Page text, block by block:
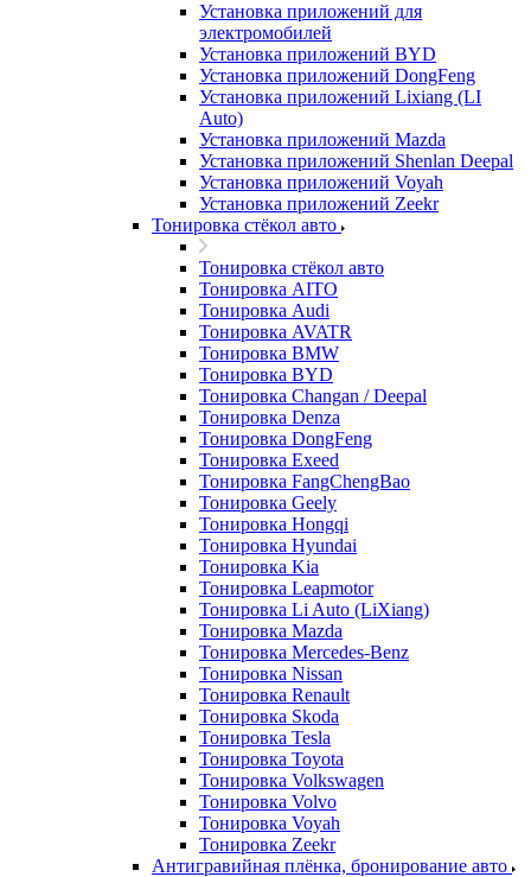
Установка приложений для
электромобилей
Установка приложений BYD
Установка приложений DongFeng
Установка приложений Lixiang (LI
Auto)
Установка приложений Mazda
Установка приложений Shenlan Deepal
Установка приложений Voyah
Установка приложений Zeekr
Тонировка стёкол авто
Тонировка стёкол авто
Тонировка AITO
Тонировка Audi
Тонировка AVATR
Тонировка BMW
Тонировка BYD
Тонировка Changan / Deepal
Тонировка Denza
Тонировка DongFeng
Тонировка Exeed
Тонировка FangChengBao
Тонировка Geely
Тонировка Hongqi
Тонировка Hyundai
Тонировка Kia
Тонировка Leapmotor
Тонировка Li Auto (LiXiang)
Тонировка Mazda
Тонировка Mercedes-Benz
Тонировка Nissan
Тонировка Renault
Тонировка Skoda
Тонировка Tesla
Тонировка Toyota
Тонировка Volkswagen
Тонировка Volvo
Тонировка Voyah
Тонировка Zeekr
Антигравийная плёнка, бронирование авто